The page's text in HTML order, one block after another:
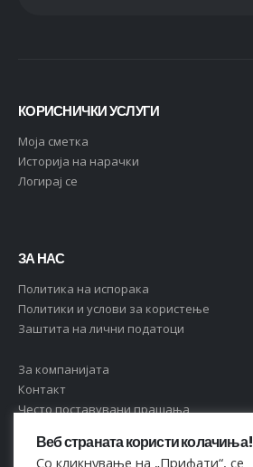
КОРИСНИЧКИ УСЛУГИ
Moja сметка
Историја на нарачки
Логирај се
ЗА НАС
Политика на испорака
Политики и услови за користење
Заштита на лични податоци
За компанијата
Контакт
Често поставувани прашања
Веб страната користи колачиња!
Со кликнување на „Прифати“, се